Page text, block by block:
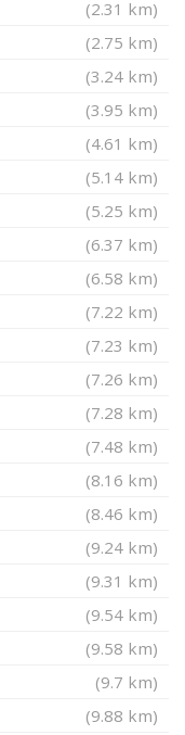
(2.31 km)
(2.75 km)
(3.24 km)
(3.95 km)
(4.61 km)
(5.14 km)
(5.25 km)
(6.37 km)
(6.58 km)
(7.22 km)
(7.23 km)
(7.26 km)
(7.28 km)
(7.48 km)
(8.16 km)
(8.46 km)
(9.24 km)
(9.31 km)
(9.54 km)
(9.58 km)
(9.7 km)
(9.88 km)